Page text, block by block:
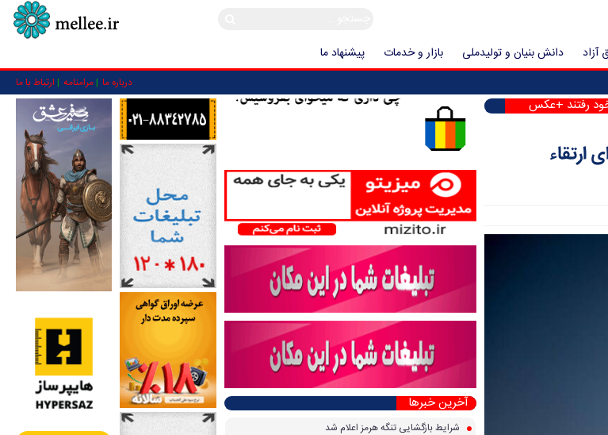
آزاد دانش بنیان و تولیدملی بازار و خدمات پیشنهاد ما
درباره ما مرامنامه ارتباط با ما
رفتند +عکس
آخرین خبرها
شرایط بازگشایی تنگه هرمز اعلام شد